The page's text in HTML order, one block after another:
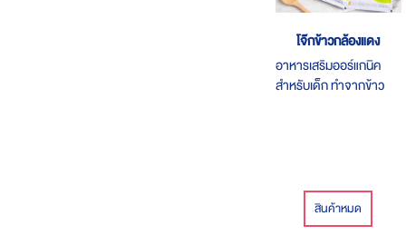
โจ๊กข้าวกล้องแดง
อาหารเสริมออร์แกนิค
สำหรับเด็ก ทำจากข้าว
สินค้าหมด